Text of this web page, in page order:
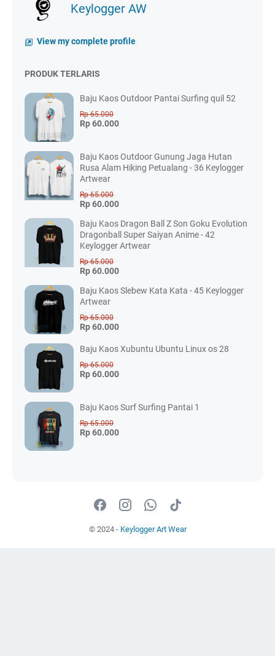
Keylogger AW
View my complete profile
PRODUK TERLARIS
Baju Kaos Outdoor Pantai Surfing quil 52
Rp 65.000
Rp 60.000
Baju Kaos Outdoor Gunung Jaga Hutan
Rusa Alam Hiking Petualang - 36 Keylogger
Artwear
Rp 65.000
Rp 60.000
Baju Kaos Dragon Ball Z Son Goku Evolution
Dragonball Super Saiyan Anime - 42
Keylogger Artwear
Rp 65.000
Rp 60.000
Baju Kaos Slebew Kata Kata - 45 Keylogger
Artwear
Rp 65.000
Rp 60.000
Baju Kaos Xubuntu Ubuntu Linux os 28
Rp 65.000
Rp 60.000
Baju Kaos Surf Surfing Pantai 1
Rp 65.000
Rp 60.000
© 2024 - Keylogger Art Wear